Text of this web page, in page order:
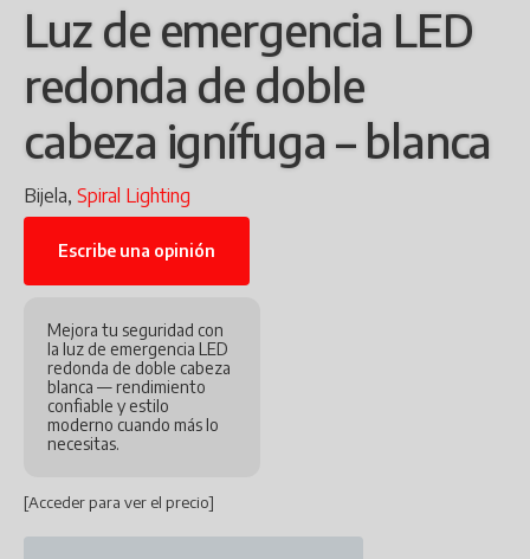
Luz de emergencia LED
redonda de doble
cabeza ignífuga – blanca
Bijela, Spiral Lighting
Escribe una opinión
Mejora tu seguridad con
la luz de emergencia LED
redonda de doble cabeza
blanca — rendimiento
confiable y estilo
moderno cuando más lo
necesitas.
[Acceder para ver el precio]